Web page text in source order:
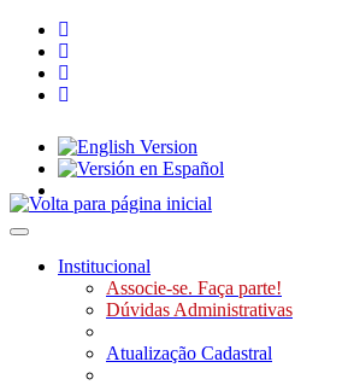
Toggle navigation
Institucional
Associe-se. Faça parte!
Dúvidas Administrativas
Atualização Cadastral